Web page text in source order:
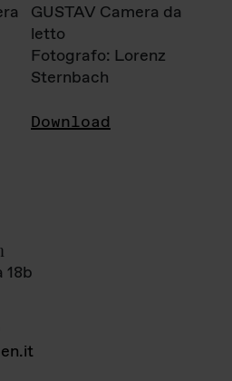
GUSTAV Camera da
letto
Fotografo: Lorenz
Sternbach
Download
18b